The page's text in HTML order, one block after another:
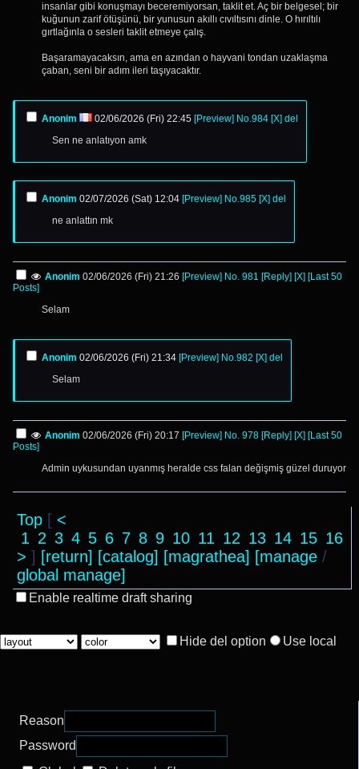
insanlar gibi konuşmayı beceremiyorsan, taklit et. Aç bir belgesel; bir
kuğunun zarif ötüşünü, bir yunusun akıllı cıvıltısını dinle. O hırıltılı
gırtlağınla o sesleri taklit etmeye çalış.
Başaramayacaksın, ama en azından o hayvani tondan uzaklaşma
çaban, seni bir adım ileri taşıyacaktır.
Anonim 02/06/2026 (Fri) 22:45 [Preview] No.984 [X] del
Sen ne anlatıyon amk
Anonim 02/07/2026 (Sat) 12:04 [Preview] No.985 [X] del
ne anlattın mk
Anonim 02/06/2026 (Fri) 21:26 [Preview] No. 981 [Reply] [X] [Last 50
Posts]
Selam
Anonim 02/06/2026 (Fri) 21:34 [Preview] No.982 [X] del
Selam
Anonim 02/06/2026 (Fri) 20:17 [Preview] No. 978 [Reply] [X] [Last 50
Posts]
Admin uykusundan uyanmış heralde css falan değişmiş güzel duruyor
Top [ <
1 2 3 4 5 6 7 8 9 10 11 12 13 14 15 16
> ] [return] [catalog] [magrathea] [manage /
global manage]
Enable realtime draft sharing
Reason
Password
Hide del option Use local